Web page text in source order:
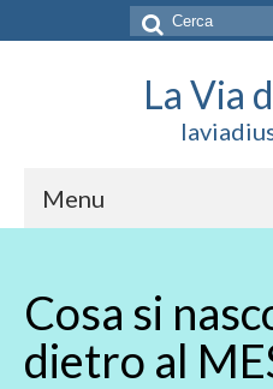
Cerca:
La Via
Menu
CHI SIAMO
SOCIAL
Cosa si
dietro al